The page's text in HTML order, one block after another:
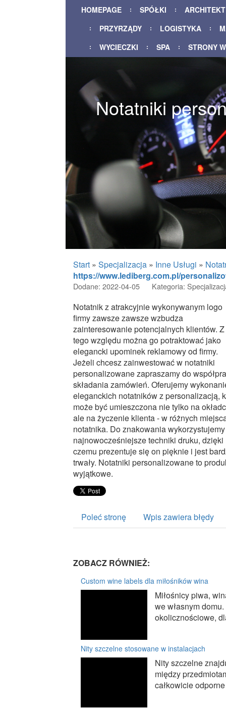
HOMEPAGE SPÓŁKI
PRZYRZĄDY
LOGISTYKA
WYCIECZKI
SPA STRONY
Notatniki
Start » Specjalizacja » Inne Usługi »
https://www.lediberg.com.pl/
Dodane: 2022-04-05 Kategoria:
Notatnik z atrakcyjnie wykonywanym logo
firmy zawsze zawsze wzbudza
zainteresowanie potencjalnych klientów. Z
tego względu można go potraktować jako
elegancki upominek reklamowy od firmy.
Jeżeli chcesz zainwestować w notatniki
personalizowane zapraszamy do
składania zamówień. Oferujemy
eleganckich notatników z personalizacją,
może być umieszczona nie tylko na
ale na życzenie klienta - w różnych
notatnika. Do znakowania wykorzystujemy
najnowocześniejsze techniki druku, dzięki
czemu prezentuje się on pięknie i jest
trwały. Notatniki personalizowane to
wyjątkowe.
Poleć stronę Wpis zawiera błędy
ZOBACZ RÓWNIEŻ:
Custom wine labels dla miłośników wina
Miłośnicy piwa,
we własnym
okolicznościowe,
Nity szczelne stosowane w instalacjach
Nity szczelne
między
całkowicie